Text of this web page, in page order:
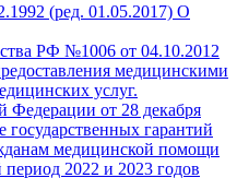
(ред. 01.05.2017) О
РФ №1006 от 04.10.2012
медицинскими
услуг.
Федерации от 28 декабря
гарантий
медицинской помощи
2022 и 2023 годов